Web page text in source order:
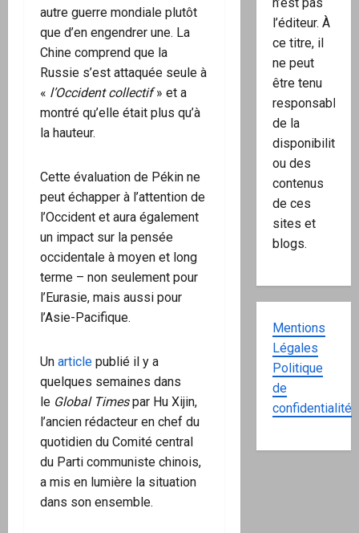
autre guerre mondiale plutôt
que d’en engendrer une. La
Chine comprend que la
Russie s’est attaquée seule à
« l’Occident collectif» et a
montré qu’elle était plus qu’à
la hauteur.
Cette évaluation de Pékin ne
peut échapper à l’attention de
l’Occident et aura également
un impact sur la pensée
occidentale à moyen et long
terme – non seulement pour
l’Eurasie, mais aussi pour
l’Asie-Pacifique.
Un article publié il y a
quelques semaines dans
le Global Timespar Hu Xijin,
l’ancien rédacteur en chef du
quotidien du Comité central
du Parti communiste chinois,
a mis en lumière la situation
dans son ensemble.
l’éditeur. À
ce titre, il
ne peut
être tenu
responsable
de la
disponibilité
ou des
contenus
de ces
sites et
blogs.
Mentions
Légales
Politique
de
confidentialité